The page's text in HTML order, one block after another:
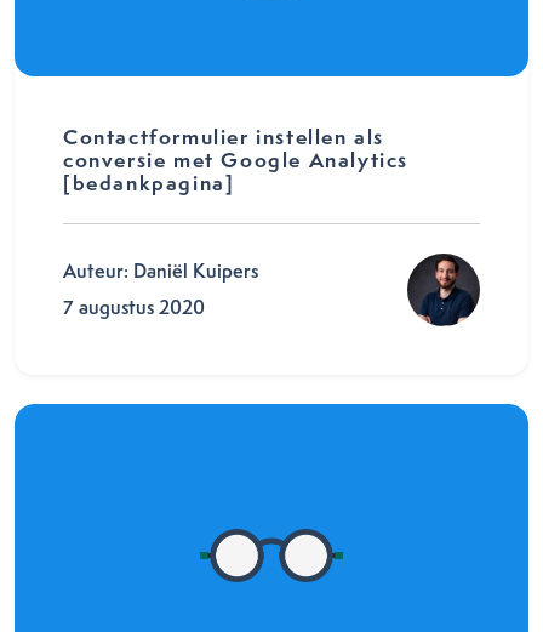
Contactformulier instellen als
conversie met Google Analytics
[bedankpagina]
Auteur: Daniël Kuipers
7 augustus 2020